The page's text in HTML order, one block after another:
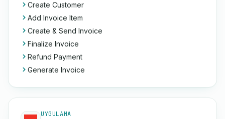
Create Customer
Add Invoice Item
Create & Send Invoice
Finalize Invoice
Refund Payment
Generate Invoice
UYGULAMA